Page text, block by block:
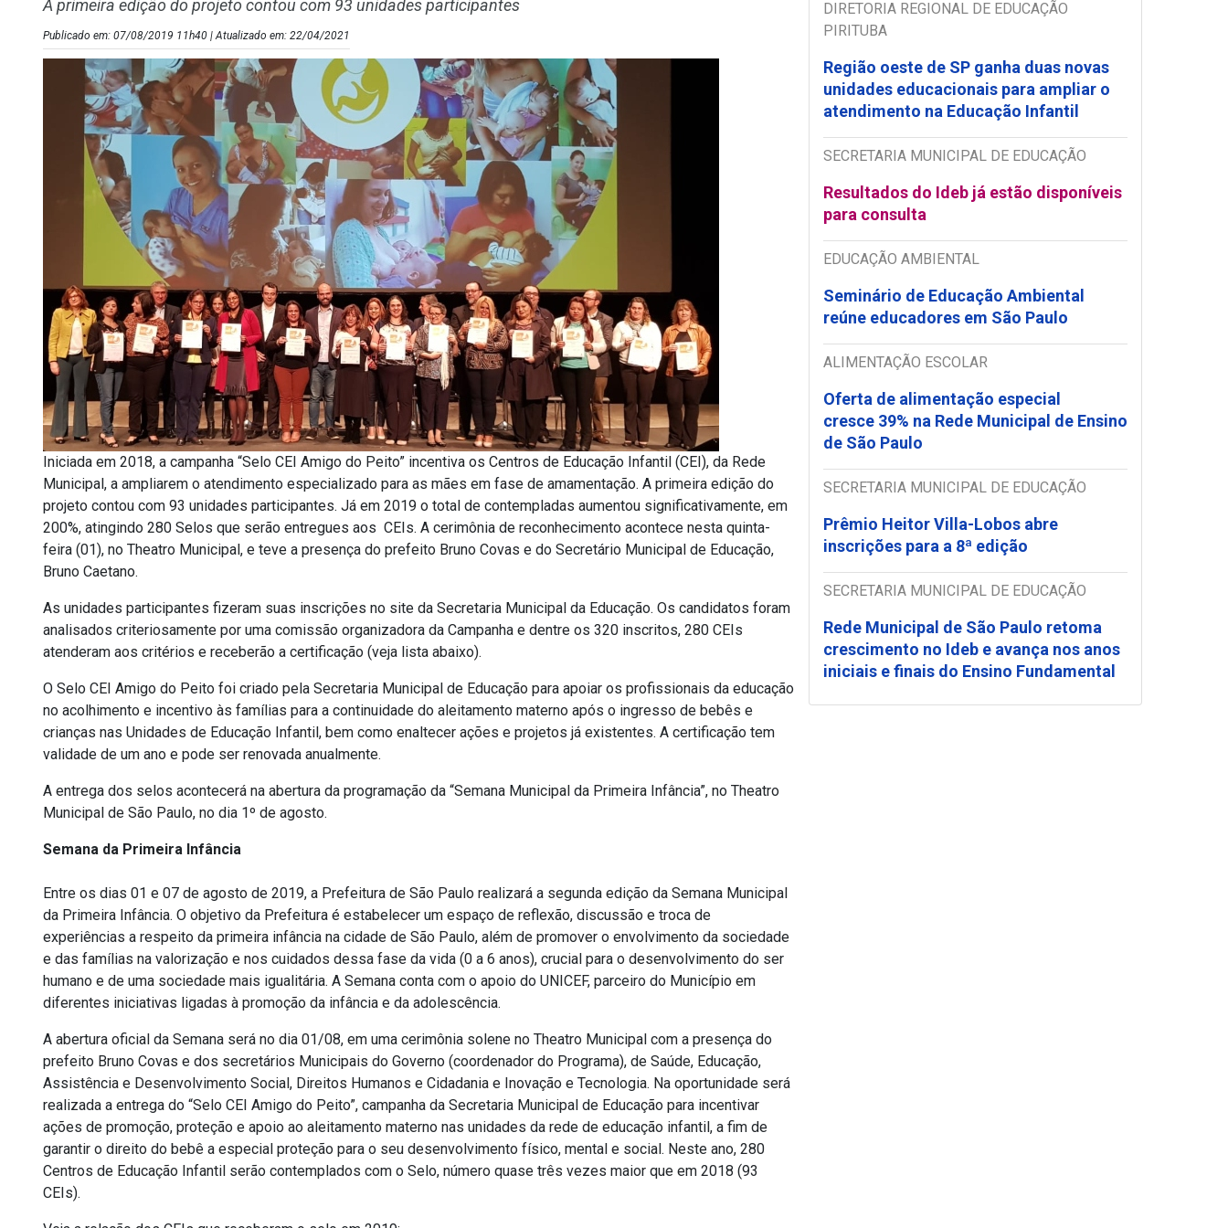
A primeira edição do projeto contou com 93 unidades participantes
Publicado em: 07/08/2019 11h40 | Atualizado em: 22/04/2021
Iniciada em 2018, a campanha “Selo CEI Amigo do Peito” incentiva os Centros de Educação Infantil (CEI), da Rede
Municipal, a ampliarem o atendimento especializado para as mães em fase de amamentação. A primeira edição do
projeto contou com 93 unidades participantes. Já em 2019 o total de contempladas aumentou significativamente, em
200%, atingindo 280 Selos que serão entregues aos CEIs. A cerimônia de reconhecimento acontece nesta quinta-
feira (01), no Theatro Municipal, e teve a presença do prefeito Bruno Covas e do Secretário Municipal de Educação,
Bruno Caetano.
As unidades participantes fizeram suas inscrições no site da Secretaria Municipal da Educação. Os candidatos foram
analisados criteriosamente por uma comissão organizadora da Campanha e dentre os 320 inscritos, 280 CEIs
atenderam aos critérios e receberão a certificação (veja lista abaixo).
O Selo CEI Amigo do Peito foi criado pela Secretaria Municipal de Educação para apoiar os profissionais da educação
no acolhimento e incentivo às famílias para a continuidade do aleitamento materno após o ingresso de bebês e
crianças nas Unidades de Educação Infantil, bem como enaltecer ações e projetos já existentes. A certificação tem
validade de um ano e pode ser renovada anualmente.
A entrega dos selos acontecerá na abertura da programação da “Semana Municipal da Primeira Infância”, no Theatro
Municipal de São Paulo, no dia 1º de agosto.
Semana da Primeira Infância
Entre os dias 01 e 07 de agosto de 2019, a Prefeitura de São Paulo realizará a segunda edição da Semana Municipal
da Primeira Infância. O objetivo da Prefeitura é estabelecer um espaço de reflexão, discussão e troca de
experiências a respeito da primeira infância na cidade de São Paulo, além de promover o envolvimento da sociedade
e das famílias na valorização e nos cuidados dessa fase da vida (0 a 6 anos), crucial para o desenvolvimento do ser
humano e de uma sociedade mais igualitária. A Semana conta com o apoio do UNICEF, parceiro do Município em
diferentes iniciativas ligadas à promoção da infância e da adolescência.
A abertura oficial da Semana será no dia 01/08, em uma cerimônia solene no Theatro Municipal com a presença do
prefeito Bruno Covas e dos secretários Municipais do Governo (coordenador do Programa), de Saúde, Educação,
Assistência e Desenvolvimento Social, Direitos Humanos e Cidadania e Inovação e Tecnologia. Na oportunidade será
realizada a entrega do “Selo CEI Amigo do Peito”, campanha da Secretaria Municipal de Educação para incentivar
ações de promoção, proteção e apoio ao aleitamento materno nas unidades da rede de educação infantil, a fim de
garantir o direito do bebê a especial proteção para o seu desenvolvimento físico, mental e social. Neste ano, 280
Centros de Educação Infantil serão contemplados com o Selo, número quase três vezes maior que em 2018 (93
CEIs).
DIRETORIA REGIONAL DE EDUCAÇÃO
PIRITUBA
Região oeste de SP ganha duas novas
unidades educacionais para ampliar o
atendimento na Educação Infantil
SECRETARIA MUNICIPAL DE EDUCAÇÃO
Resultados do Ideb já estão disponíveis
para consulta
EDUCAÇÃO AMBIENTAL
Seminário de Educação Ambiental
reúne educadores em São Paulo
ALIMENTAÇÃO ESCOLAR
Oferta de alimentação especial
cresce 39% na Rede Municipal de Ensino
de São Paulo
SECRETARIA MUNICIPAL DE EDUCAÇÃO
Prêmio Heitor Villa-Lobos abre
inscrições para a 8ª edição
SECRETARIA MUNICIPAL DE EDUCAÇÃO
Rede Municipal de São Paulo retoma
crescimento no Ideb e avança nos anos
iniciais e finais do Ensino Fundamental